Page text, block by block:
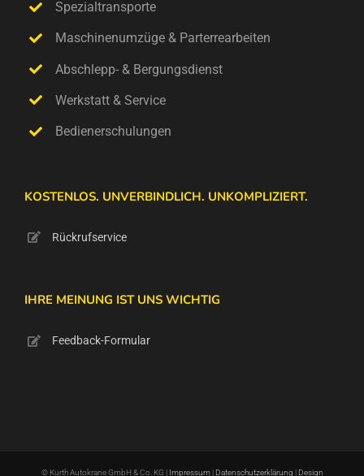
Spezialtransporte
Maschinenumzüge & Parterrearbeiten
Abschlepp- & Bergungsdienst
Werkstatt & Service
Bedienerschulungen
KOSTENLOS. UNVERBINDLICH. UNKOMPLIZIERT.
Rückrufservice
IHRE MEINUNG IST UNS WICHTIG
Feedback-Formular
© Kurth Autokrane GmbH & Co. KG | Impressum| Datenschutzerklärung | Design